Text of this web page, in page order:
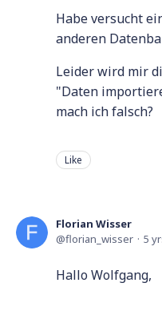
Habe versucht
anderen
Leider wird mir
"Daten
mach ich falsch?
Like
Florian Wisser
florian_wisser
5
Hallo Wolfgang,